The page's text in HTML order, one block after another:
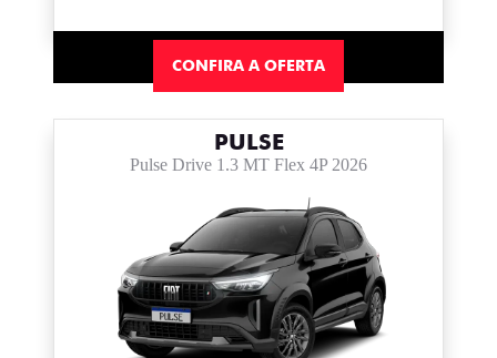
CONFIRA A OFERTA
PULSE
Pulse Drive 1.3 MT Flex 4P 2026